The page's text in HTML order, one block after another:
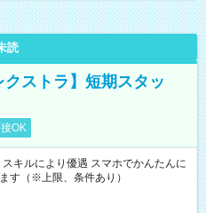
読
ストラ】短期スタッ
OK
キルにより優遇 スマホでかんたんに
す（※上限、条件あり）